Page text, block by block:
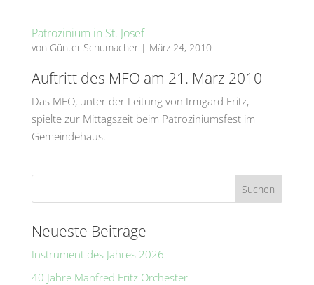
Patrozinium in St. Josef
von Günter Schumacher| März 24, 2010
Auftritt des MFO am 21. März 2010
Das MFO, unter der Leitung von Irmgard Fritz,
spielte zur Mittagszeit beim Patroziniumsfest im
Gemeindehaus.
Neueste Beiträge
Instrument des Jahres 2026
40 Jahre Manfred Fritz Orchester